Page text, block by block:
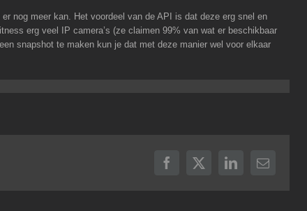
er nog meer kan. Het voordeel van de API is dat deze erg snel en
erg veel IP camera’s (ze claimen 99% van wat er beschikbaar
snapshot te maken kun je dat met deze manier wel voor elkaar
Facebook
X LinkedIn
E-